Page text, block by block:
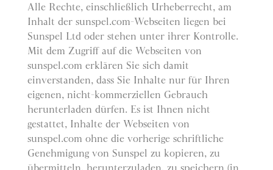
Alle Rechte, einschließlich Urheberrecht, am
Inhalt der sunspel.com-Webseiten liegen bei
Sunspel Ltd oder stehen unter ihrer Kontrolle.
Mit dem Zugriff auf die Webseiten von
sunspel.com erklären Sie sich damit
einverstanden, dass Sie Inhalte nur für Ihren
eigenen, nicht-kommerziellen Gebrauch
herunterladen dürfen. Es ist Ihnen nicht
gestattet, Inhalte der Webseiten von
sunspel.com ohne die vorherige schriftliche
Genehmigung von Sunspel zu kopieren, zu
übermitteln, herunterzuladen, zu speichern (in